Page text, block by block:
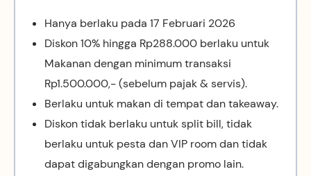
Hanya berlaku pada 17 Februari 2026
Diskon 10% hingga Rp288.000 berlaku untuk
Makanan dengan minimum transaksi
Rp1.500.000,- (sebelum pajak & servis).
Berlaku untuk makan di tempat dan takeaway.
Diskon tidak berlaku untuk split bill, tidak
berlaku untuk pesta dan VIP room dan tidak
dapat digabungkan dengan promo lain.